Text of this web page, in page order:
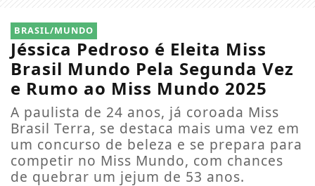
BRASIL/MUNDO
Jéssica Pedroso é Eleita Miss
Brasil Mundo Pela Segunda Vez
e Rumo ao Miss Mundo 2025
A paulista de 24 anos, já coroada Miss
Brasil Terra, se destaca mais uma vez em
um concurso de beleza e se prepara para
competir no Miss Mundo, com chances
de quebrar um jejum de 53 anos.